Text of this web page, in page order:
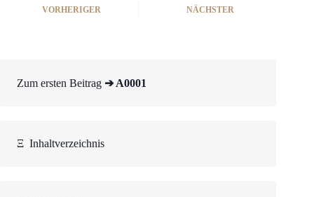
VORHERIGER NÄCHSTER
Zum ersten Beitrag ➔ A0001
Ξ Inhaltverzeichnis